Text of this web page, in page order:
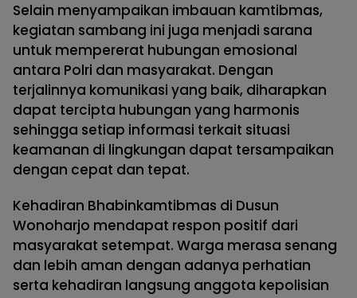
Selain menyampaikan imbauan kamtibmas,
kegiatan sambang ini juga menjadi sarana
untuk mempererat hubungan emosional
antara Polri dan masyarakat. Dengan
terjalinnya komunikasi yang baik, diharapkan
dapat tercipta hubungan yang harmonis
sehingga setiap informasi terkait situasi
keamanan di lingkungan dapat tersampaikan
dengan cepat dan tepat.
Kehadiran Bhabinkamtibmas di Dusun
Wonoharjo mendapat respon positif dari
masyarakat setempat. Warga merasa senang
dan lebih aman dengan adanya perhatian
serta kehadiran langsung anggota kepolisian